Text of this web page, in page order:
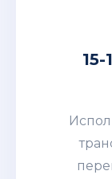
15-